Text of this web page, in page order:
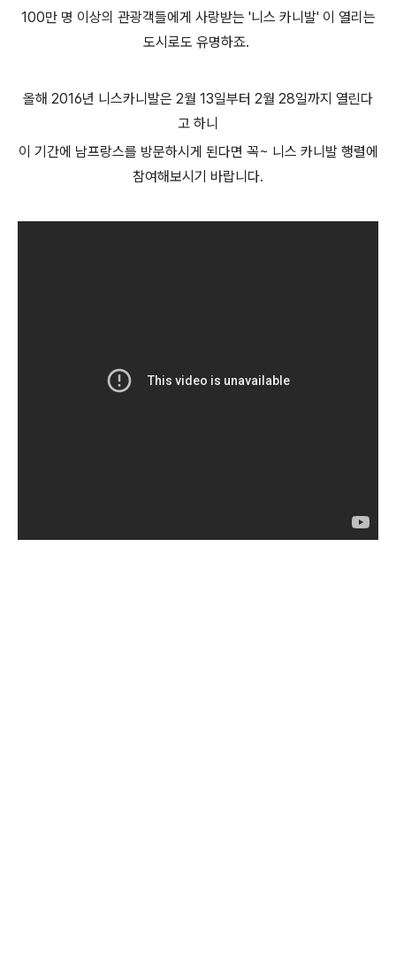
100만 명 이상의 관광객들에게 사랑받는 '니스 카니발' 이 열리는
도시로도 유명하죠.
올해 2016년 니스카니발은 2월 13일부터 2월 28일까지 열린다
고 하니
이 기간에 남프랑스를 방문하시게 된다면 꼭~ 니스 카니발 행렬에
참여해보시기 바랍니다.